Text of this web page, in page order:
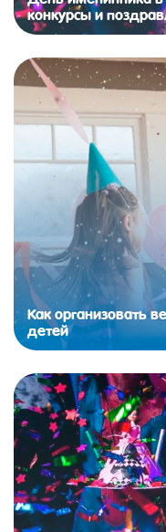
конкурсы и
Как организовать
детей